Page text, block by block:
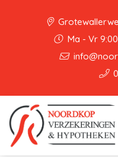
Ma - Vr